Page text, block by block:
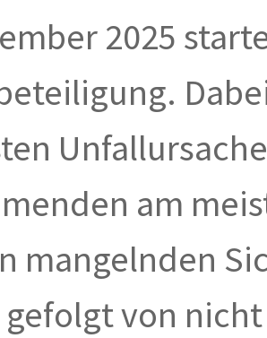
2025
am
mangelnden
gefolgt von